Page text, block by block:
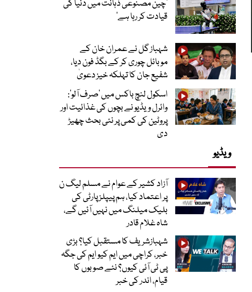
’چین مصنوعی ذہانت میں دنیا کی
قیادت کر رہا ہے‘
شہباز گل نے عمران خان کے
موبائل چوری کر کے بگڈ فون دیا،
شفیع جان کا تہلکہ خیز دعویٰ
اسکول لنچ باکس میں ‘صرف آلو’:
وائرل ویڈیو نے بچوں کی غذائیت اور
پروٹین کی کمی پر نئی بحث چھیڑ
دی
ویڈیو
آزاد کشیر کے عوام نے مسلم لیگ ن
پر اعتماد کیا، ہم پیپلز پارٹی کی
بلیک میلنگ میں نہیں آئیں گے،
شاہ غلام قادر
شہبازشریف کا مستقبل کیا؟ بڑی
خبر، کراچی میں ایم کیو ایم کی جگہ
پی ٹی آئی کیوں؟ نئے صوبوں کا
قیام، اندر کی خبر